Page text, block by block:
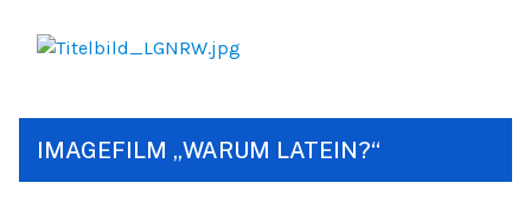
IMAGEFILM „WARUM LATEIN?“